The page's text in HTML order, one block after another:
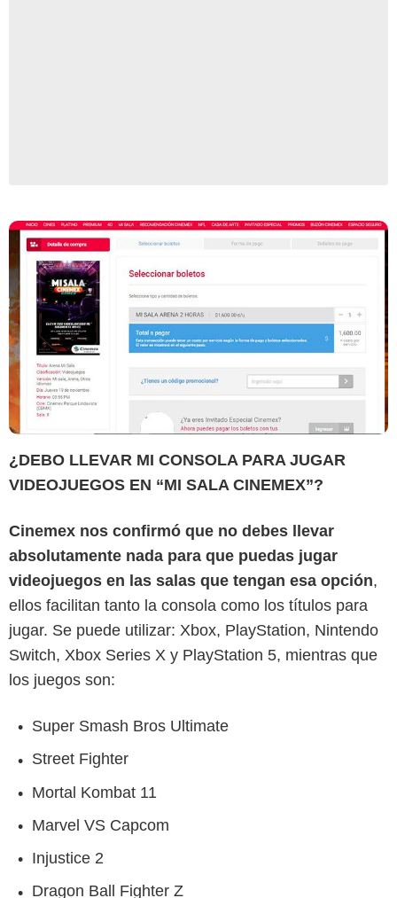
¿DEBO LLEVAR MI CONSOLA PARA JUGAR
VIDEOJUEGOS EN “MI SALA CINEMEX”?
Cinemex nos confirmó que no debes llevar
absolutamente nada para que puedas jugar
videojuegos en las salas que tengan esa opción,
ellos facilitan tanto la consola como los títulos para
jugar. Se puede utilizar: Xbox, PlayStation, Nintendo
Switch, Xbox Series X y PlayStation 5, mientras que
los juegos son:
Super Smash Bros Ultimate
Street Fighter
Mortal Kombat 11
Marvel VS Capcom
Injustice 2
Dragon Ball Fighter Z